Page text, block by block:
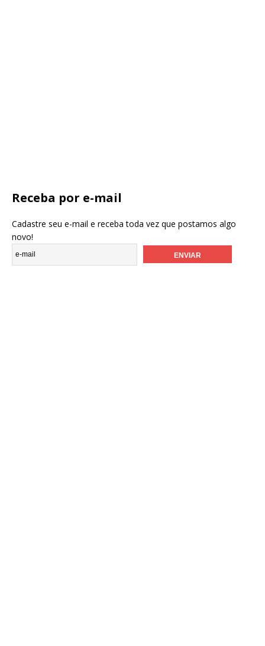
Receba por e-mail
Cadastre seu e-mail e receba toda vez que postamos algo
novo!